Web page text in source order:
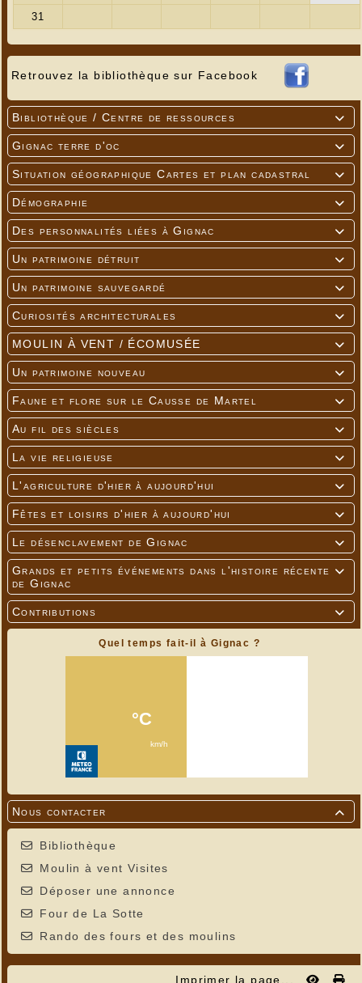
Retrouvez la bibliothèque sur Facebook

Bibliothèque / Centre de ressources

Gignac terre d'oc

Situation géographique Cartes et plan cadastral

Démographie

Des personnalités liées à Gignac

Un patrimoine détruit

Un patrimoine sauvegardé

Curiosités architecturales

MOULIN À VENT / ÉCOMUSÉE

Un patrimoine nouveau

Faune et flore sur le Causse de Martel

Au fil des siècles

La vie religieuse

L'agriculture d'hier à aujourd'hui

Fêtes et loisirs d'hier à aujourd'hui

Le désenclavement de Gignac

Grands et petits événements dans l'histoire récente
de Gignac

Contributions
Quel temps fait-il à Gignac ?

Nous contacter
Bibliothèque
Moulin à vent Visites
Déposer une annonce
Four de La Sotte
Rando des fours et des moulins
Imprimer la page...
Vue aérienne de la pisciculture du Blagour
Photos Jean-Pierre Gaillard